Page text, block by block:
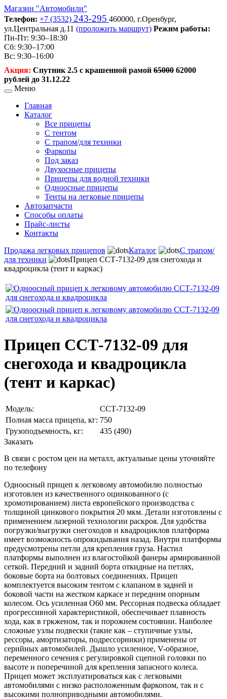
Магазин "Автомобили"
Телефон: +7 (3532) 243-295 460000, г.Оренбург,
ул.Центральная д.11 (проложить маршрут) Режим работы:
Пн-Пт: 9:30–18:30
Сб: 9:30–17:00
Вс: 9:30–16:00
Акция: Спутник 2.5 с крашенной рамой 65000 62000
рублей до 31.12.22
Меню
Главная
Каталог
Все прицепы
С тентом
С трапом/для техники
Фаркопы
Под заказ
Двухосные прицепы
Прицепы для водной техники
Одноосные прицепы
Тенты на легковые прицепы
Автозапчасти
Способы оплаты
Прайс-листы
Контакты
Продажа легковых прицепов
Каталог
С трапом/
для техники
Прицеп ССТ-7132-09 для снегохода и
квадроцикла (тент и каркас)
Прицеп ССТ-7132-09 для
снегохода и квадроцикла
(тент и каркас)
Модель:
ССТ-7132-09
Полная масса прицепа, кг: 750
Грузоподъемность, кг:
435 (490)
Заказать
В связи с ростом цен на металл, актуальные цены уточняйте
по телефону
Одноосный прицеп к легковому автомобилю полностью
изготовлен из качественного оцинкованного (с
хромотированием) листа европейского производства с
толщиной цинкового покрытия 20 мкм. Детали изготовлены с
применением лазерной технологии раскроя. Для удобства
погрузки/выгрузки снегоходов и квадроциклов платформа
имеет возможность опрокидывания назад. Внутри платформы
предусмотрены петли для крепления груза. Настил
платформы выполнен из влагостойкой фанеры армированной
сеткой. Передний и задний борта откидные на петлях,
боковые борта на болтовых соединениях. Прицеп
комплектуется высоким тентом с клапаном в задней и
боковой части на жестком каркасе и передним опорным
колесом. Ось усиленная O60 мм. Рессорная подвеска обладает
прогрессивной характеристикой, обеспечивает плавность
хода, как в гркженом, так и порожнем состоянии. Наиболее
сложные узлы подвески (такие как – ступичные узлы,
рессоры, амортизаторы, подрессорники) применены от
серийных автомобилей. Дышло усиленное, V-образное,
переменного сечения с регулировкой сцепной головки по
высоте и поперечиной для крепления запасного колеса.
Прицеп может эксплуатироваться как с легковыми
автомобилями с низко расположенным фаркопом, так и с
высокими полноприводными автомобилями.